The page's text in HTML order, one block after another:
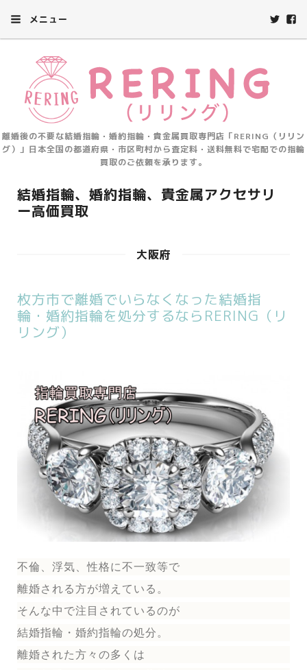
メニュー
離婚後の不要な結婚指輪・婚約指輪・貴金属買取専門店「RERING（リリン
グ）」日本全国の都道府県・市区町村から査定料・送料無料で宅配での指輪
買取のご依頼を承ります。
結婚指輪、婚約指輪、貴金属アクセサリ
ー高価買取
大阪府
枚方市で離婚でいらなくなった結婚指
輪・婚約指輪を処分するならRERING（リ
リング）
不倫、浮気、性格に不一致等で
離婚される方が増えている。
そんな中で注目されているのが
結婚指輪 ・婚約指輪の処分。
離婚された方々の多くは